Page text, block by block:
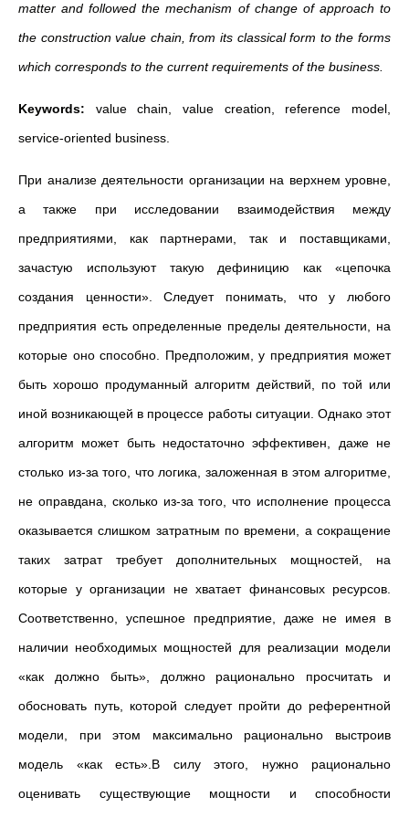
matter and followed the mechanism of change of approach to
the construction value chain, from its classical form to the forms
which corresponds to the current requirements of the business.
Keywords: value chain, value creation, reference model,
service-oriented business.
При анализе деятельности организации на верхнем уровне,
а также при исследовании взаимодействия между
предприятиями, как партнерами, так и поставщиками,
зачастую используют такую дефиницию как «цепочка
создания ценности». Следует понимать, что у любого
предприятия есть определенные пределы деятельности, на
которые оно способно. Предположим, у предприятия может
быть хорошо продуманный алгоритм действий, по той или
иной возникающей в процессе работы ситуации. Однако этот
алгоритм может быть недостаточно эффективен, даже не
столько из-за того, что логика, заложенная в этом алгоритме,
не оправдана, сколько из-за того, что исполнение процесса
оказывается слишком затратным по времени, а сокращение
таких затрат требует дополнительных мощностей, на
которые у организации не хватает финансовых ресурсов.
Соответственно, успешное предприятие, даже не имея в
наличии необходимых мощностей для реализации модели
«как должно быть», должно рационально просчитать и
обосновать путь, которой следует пройти до референтной
модели, при этом максимально рационально выстроив
модель «как есть».В силу этого, нужно рационально
оценивать существующие мощности и способности